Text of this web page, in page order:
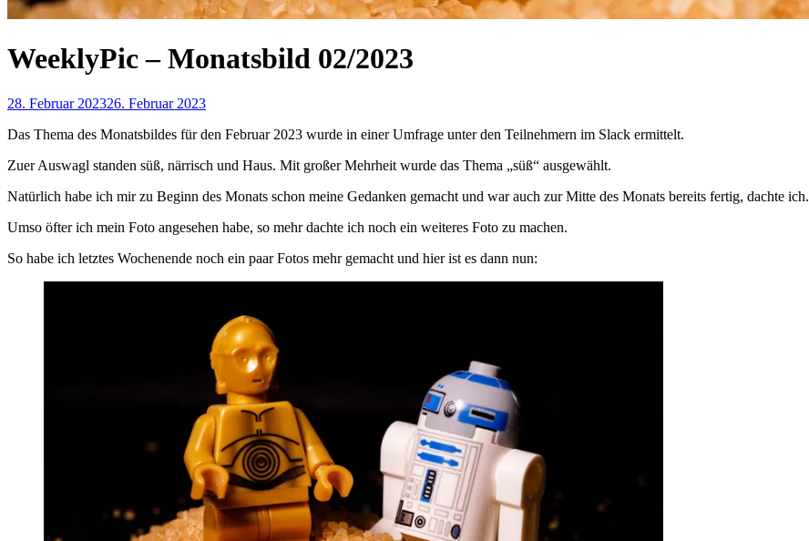
WeeklyPic – Monatsbild 02/2023
28. Februar 202326. Februar 2023
Das Thema des Monatsbildes für den Februar 2023 wurde in einer Umfrage unter den Teilnehmern im Slack ermittelt.
Zuer Auswagl standen süß, närrisch und Haus. Mit großer Mehrheit wurde das Thema „süß“ ausgewählt.
Natürlich habe ich mir zu Beginn des Monats schon meine Gedanken gemacht und war auch zur Mitte des Monats bereits fertig, dachte ich.
Umso öfter ich mein Foto angesehen habe, so mehr dachte ich noch ein weiteres Foto zu machen.
So habe ich letztes Wochenende noch ein paar Fotos mehr gemacht und hier ist es dann nun: